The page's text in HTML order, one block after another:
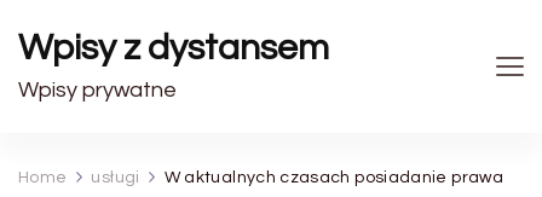
Wpisy z dystansem
Wpisy prywatne
Home usługi
W aktualnych czasach posiadanie prawa